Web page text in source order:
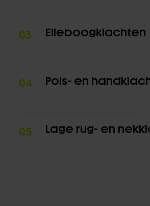
03 Elleboogklachten
04 Pols- en
05 Lage rug- en